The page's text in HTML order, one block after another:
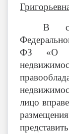
В
ФЗ «О
лицо